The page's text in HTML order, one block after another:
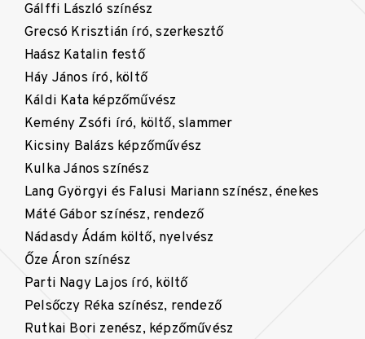
Gálffi László színész
Grecsó Krisztián író, szerkesztő
Haász Katalin festő
Háy János író, költő
Káldi Kata képzőművész
Kemény Zsófi író, költő, slammer
Kicsiny Balázs képzőművész
Kulka János színész
Lang Györgyi és Falusi Mariann színész, énekes
Máté Gábor színész, rendező
Nádasdy Ádám költő, nyelvész
Őze Áron színész
Parti Nagy Lajos író, költő
Pelsőczy Réka színész, rendező
Rutkai Bori zenész, képzőművész